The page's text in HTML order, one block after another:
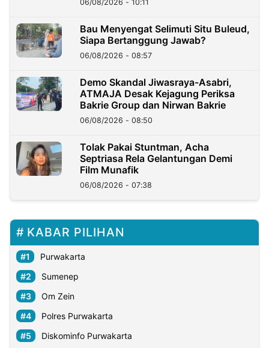
06/08/2026 - 10:11
Bau Menyengat Selimuti Situ Buleud,
Siapa Bertanggung Jawab?
06/08/2026 - 08:57
Demo Skandal Jiwasraya-Asabri,
ATMAJA Desak Kejagung Periksa
Bakrie Group dan Nirwan Bakrie
06/08/2026 - 08:50
Tolak Pakai Stuntman, Acha
Septriasa Rela Gelantungan Demi
Film Munafik
06/08/2026 - 07:38
KABAR PILIHAN
Purwakarta
Sumenep
Om Zein
Polres Purwakarta
Diskominfo Purwakarta